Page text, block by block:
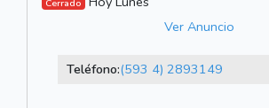
Cerrado
Ver Anuncio
Teléfono:(593 4) 2893149